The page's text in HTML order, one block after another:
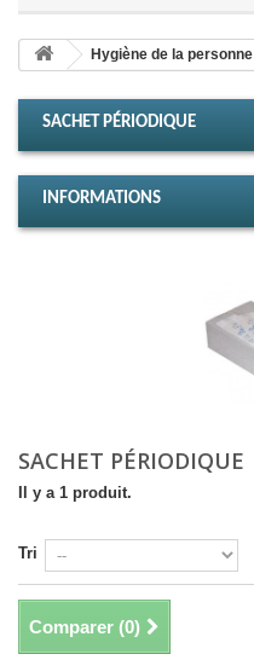
Hygiène de la personne
SACHET PÉRIODIQUE
INFORMATIONS
SACHET PÉRIODIQUE
Il y a 1 produit.
Tri
Comparer (0)